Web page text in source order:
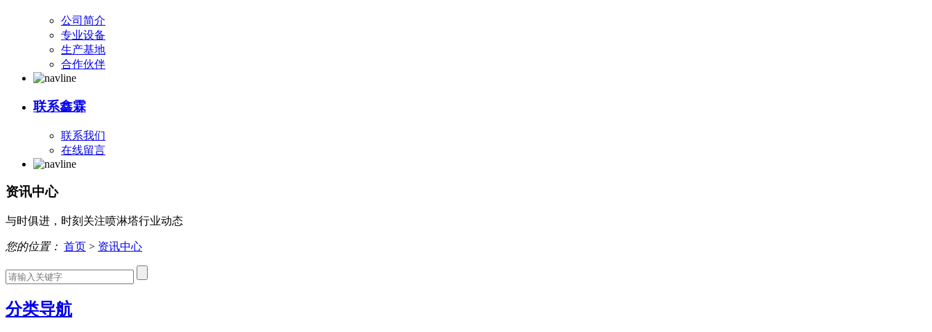
公司简介
专业设备
生产基地
合作伙伴
联系鑫霖
联系我们
在线留言
资讯中心
与时俱进，时刻关注喷淋塔行业动态
您的位置： 首页 > 资讯中心
分类导航